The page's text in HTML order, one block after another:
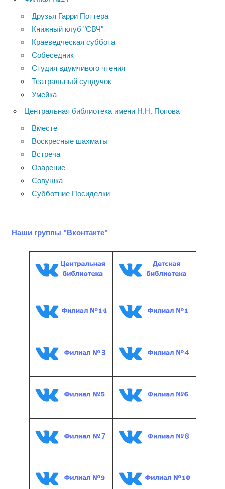
Друзья Гарри Поттера
Книжный клуб "СВЧ"
Краеведческая суббота
Собеседник
Студия вдумчивого чтения
Театральный сундучок
Умейка
Центральная библиотека имени Н.Н. Попова
Вместе
Воскресные шахматы
Встреча
Озарение
Совушка
Субботние Посиделки
Наши группы "Вконтакте"